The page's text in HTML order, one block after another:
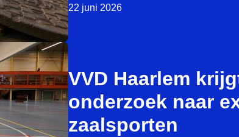
22 juni 2026
VVD Haarlem
onderzoek naar
zaalsporten